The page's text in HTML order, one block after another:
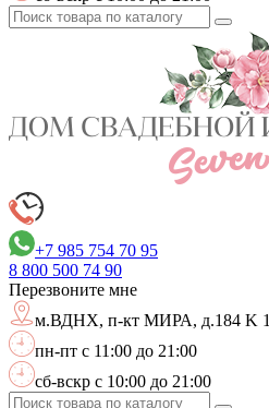
+7 985 754 70 95
8 800 500 74 90
Перезвоните мне
м.ВДНХ, п-кт МИРА, д.184 K 1
пн-пт с 11:00 до 21:00
сб-вскр с 10:00 до 21:00